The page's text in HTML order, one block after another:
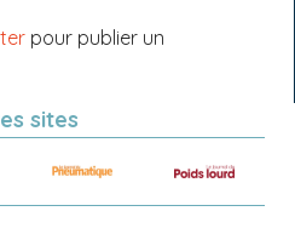
pour publier un
sites